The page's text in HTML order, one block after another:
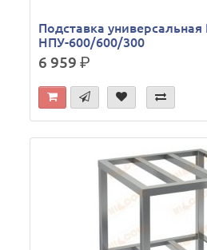
Подставка универсальная
НПУ-600/600/300
6 959р.